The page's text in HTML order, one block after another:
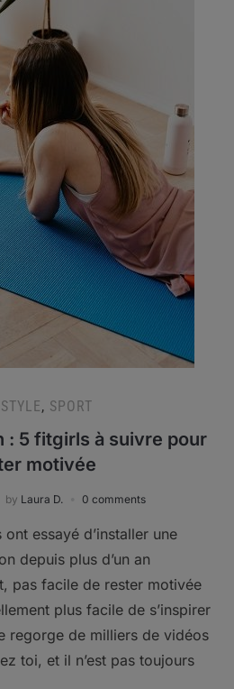
, SPORT
: 5 fitgirls à suivre pour
motivée
by Laura D. 0 comments
ont essayé d’installer une
depuis plus d’un an
pas facile de rester motivée
plus facile de s’inspirer
regorge de milliers de vidéos
toi, et il n’est pas toujours